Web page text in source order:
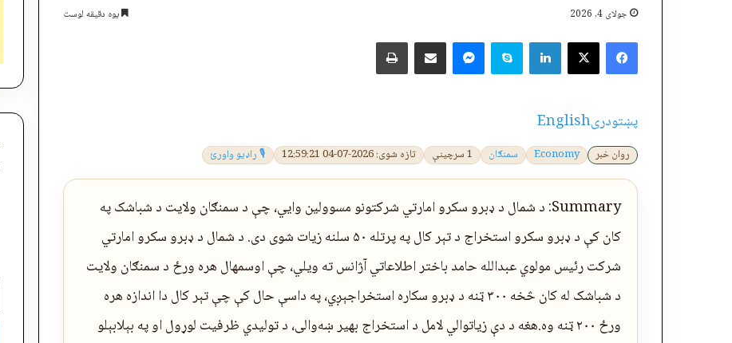
جولای 4, 2026 یوه دقیقه لوست
Facebook
X
LinkedIn
Skype
Messenger
پر برېښنالیک یې شریک کړئ چاپول
پښتودریEnglish
روان خبر Economy سمنګان 1 سرچینې تازه شوی: 2026-07-04 12:59:21 🎙 راډیو واورئ
Summary: د شمال د ډبرو سکرو امارتي شرکتونو مسوولین وایي، چې د سمنګان ولایت د شباشک په
کان کې د ډبرو سکرو استخراج د تېر کال په پرتله ۵۰ سلنه زیات شوی دی. د شمال د ډبرو سکرو امارتي
شرکت رئیس مولوي عبدالله حامد باختر اطلاعاتي آژانس ته ویلي، چې اوسمهال هره ورځ د سمنګان ولایت
د شباشک له کان څخه ۳۰۰ ټنه د ډبرو سکاره استخراجېږي، په داسې حال کې چې تېر کال دا اندازه هره
ورځ ۲۰۰ ټنه وه.هغه د دې زیاتوالي لامل د استخراج بهیر ښه‌والی، د تولیدي ظرفیت لوړول او په بېلابېلو